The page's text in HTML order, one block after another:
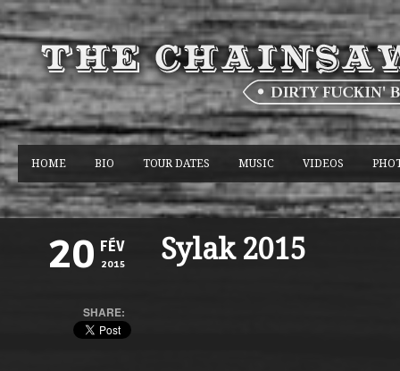
HOME BIO TOUR DATES MUSIC VIDEOS
20 FÉV
2015
SHARE:
Sylak 2015